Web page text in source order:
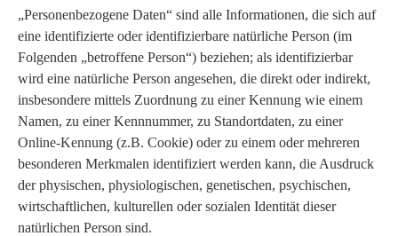
„Personenbezogene Daten“ sind alle Informationen, die sich auf
eine identifizierte oder identifizierbare natürliche Person (im
Folgenden „betroffene Person“) beziehen; als identifizierbar
wird eine natürliche Person angesehen, die direkt oder indirekt,
insbesondere mittels Zuordnung zu einer Kennung wie einem
Namen, zu einer Kennnummer, zu Standortdaten, zu einer
Online-Kennung (z.B. Cookie) oder zu einem oder mehreren
besonderen Merkmalen identifiziert werden kann, die Ausdruck
der physischen, physiologischen, genetischen, psychischen,
wirtschaftlichen, kulturellen oder sozialen Identität dieser
natürlichen Person sind.